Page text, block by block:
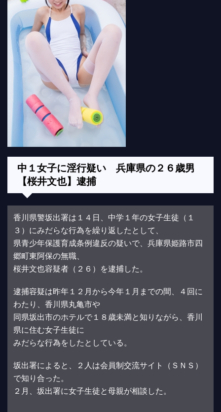
中１女子に淫行疑い 兵庫県の２６歳男
【桜井文也】逮捕
香川県警坂出署は１４日、中学１年の女子生徒（１
３）にみだらな行為を繰り返したとして、
県青少年保護育成条例違反の疑いで、兵庫県姫路市四
郷町東阿保の無職、
桜井文也容疑者（２６）を逮捕した。
逮捕容疑は昨年１２月から今年１月までの間、４回に
わたり、香川県丸亀市や
同県坂出市のホテルで１８歳未満と知りながら、香川
県に住む女子生徒に
みだらな行為をしたとしている。
坂出署によると、２人は会員制交流サイト（ＳＮＳ）
で知り合った。
２月、坂出署に女子生徒と母親が相談した。